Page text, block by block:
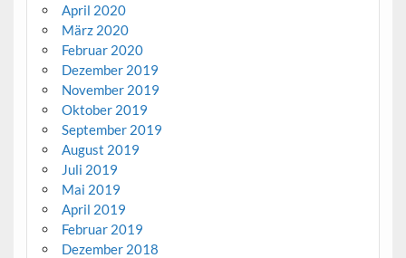
April 2020
März 2020
Februar 2020
Dezember 2019
November 2019
Oktober 2019
September 2019
August 2019
Juli 2019
Mai 2019
April 2019
Februar 2019
Dezember 2018